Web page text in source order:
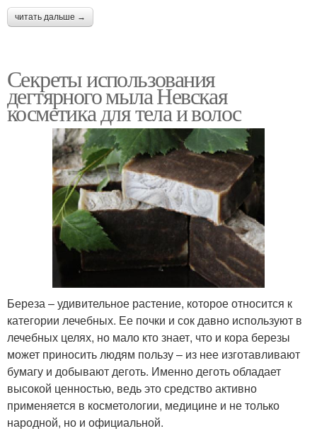
читать дальше →
Секреты использования
дегтярного мыла Невская
косметика для тела и волос
Береза – удивительное растение, которое относится к
категории лечебных. Ее почки и сок давно используют в
лечебных целях, но мало кто знает, что и кора березы
может приносить людям пользу – из нее изготавливают
бумагу и добывают деготь. Именно деготь обладает
высокой ценностью, ведь это средство активно
применяется в косметологии, медицине и не только
народной, но и официальной.